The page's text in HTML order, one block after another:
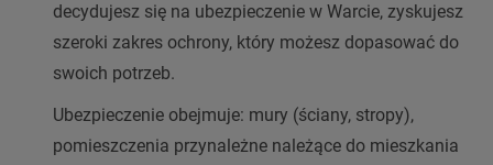
decydujesz się na ubezpieczenie w Warcie, zyskujesz
szeroki zakres ochrony, który możesz dopasować do
swoich potrzeb.
Ubezpieczenie obejmuje: mury (ściany, stropy),
pomieszczenia przynależne należące do mieszkania